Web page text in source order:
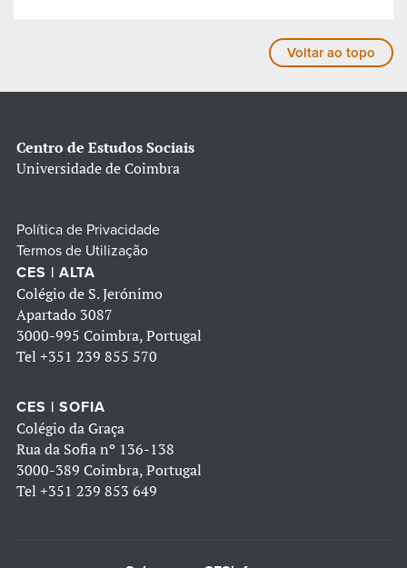
Voltar ao topo
Centro de Estudos Sociais
Universidade de Coimbra
Política de Privacidade
Termos de Utilização
CES | ALTA
Colégio de S. Jerónimo
Apartado 3087
3000-995 Coimbra, Portugal
Tel +351 239 855 570
CES | SOFIA
Colégio da Graça
Rua da Sofia nº 136-138
3000-389 Coimbra, Portugal
Tel +351 239 853 649